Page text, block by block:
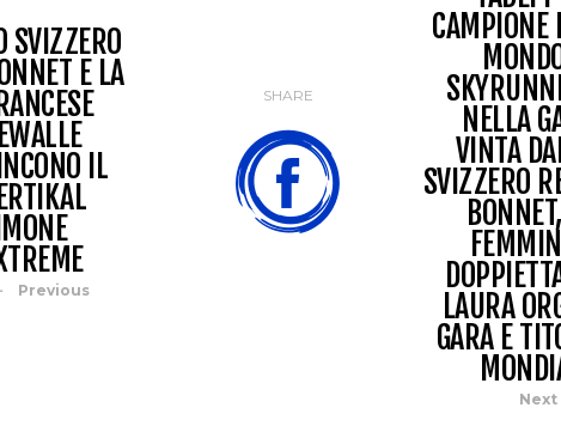
SVIZZERO
E LA
IL
Previous
SHARE
CAMPIONE
NELLA
VINTA
SVIZZERO
LAURA
GARA E
Next